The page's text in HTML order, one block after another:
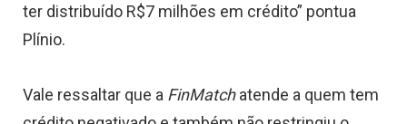
ter distribuído R$7 milhões em crédito” pontua
Plínio.
Vale ressaltar que a FinMatchatende a quem tem